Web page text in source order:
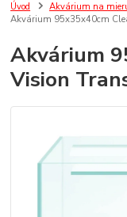
Úvod Akvárium na
Akvárium 95x35x40cm
Akvárium
Vision